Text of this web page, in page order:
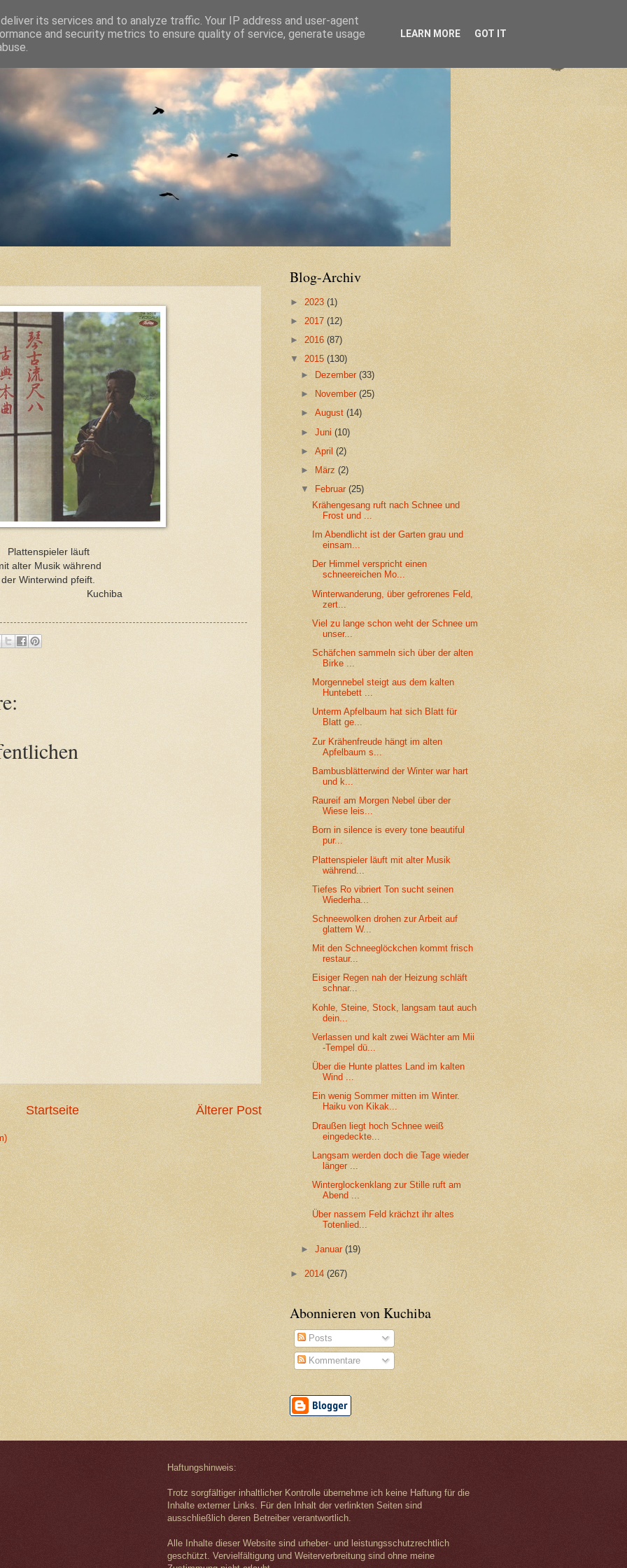
Plattenspieler läuft
alter Musik während
der Winterwind pfeift.
Älterer Post
Startseite
Blog-Archiv
► 2023 (1)
► 2017 (12)
► 2016 (87)
▼ 2015 (130)
►
Dezember(33)
►
November(25)
►August(14)
►Juni(10)
►April(2)
►
März(2)
▼
Februar(25)
Krähengesang ruft nach Schnee und
Frost und ...
Im Abendlicht ist der Garten grau und
einsam...
Der Himmel verspricht einen
schneereichen Mo...
Winterwanderung, über gefrorenes Feld,
zert...
Viel zu lange schon weht der Schnee um
unser...
Schäfchen sammeln sich über der alten
Birke ...
Morgennebel steigt aus dem kalten
Huntebett ...
Unterm Apfelbaum hat sich Blatt für
Blatt ge...
Zur Krähenfreude hängt im alten
Apfelbaum s...
Bambusblätterwind der Winter war hart
und k...
Raureif am Morgen Nebel über der
Wiese leis...
Born in silence is every tone beautiful
pur...
Plattenspieler läuft mit alter Musik
während...
Tiefes Ro vibriert Ton sucht seinen
Wiederha...
Schneewolken drohen zur Arbeit auf
glattem W...
Mit den Schneeglöckchen kommt frisch
restaur...
Eisiger Regen nah der Heizung schläft
schnar...
Kohle, Steine, Stock, langsam taut auch
dein...
Verlassen und kalt zwei Wächter am Mii
-Tempel dü...
Über die Hunte plattes Land im kalten
Wind ...
Ein wenig Sommer mitten im Winter.
Haiku von Kikak...
Draußen liegt hoch Schnee weiß
eingedeckte...
Langsam werden doch die Tage wieder
länger ...
Winterglockenklang zur Stille ruft am
Abend ...
Über nassem Feld krächzt ihr altes
Totenlied...
►Januar(19)
► 2014 (267)
Abonnieren von Kuchiba
Posts
Kommentare
Haftungshinweis:
Trotz sorgfältiger inhaltlicher Kontrolle übernehme ich keine Haftung für die
Inhalte externer Links. Für den Inhalt der verlinkten Seiten sind
ausschließlich deren Betreiber verantwortlich.
Alle Inhalte dieser Website sind urheber- und leistungsschutzrechtlich
geschützt. Vervielfältigung und Weiterverbreitung sind ohne meine
its services and to analyze traffic. Your IP address and user-agent
and security metrics to ensure quality of service, generate usage
LEARN MORE GOT IT